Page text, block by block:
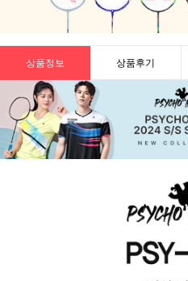
상품정보 상품후기